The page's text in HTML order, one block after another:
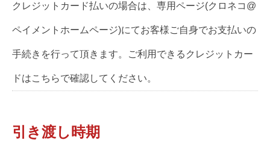
クレジットカード払いの場合は、専用ページ(クロネコ@
ペイメントホームページ)にてお客様ご自身でお支払いの
手続きを行って頂きます。ご利用できるクレジットカー
ドはこちらで確認してください。
引き渡し時期